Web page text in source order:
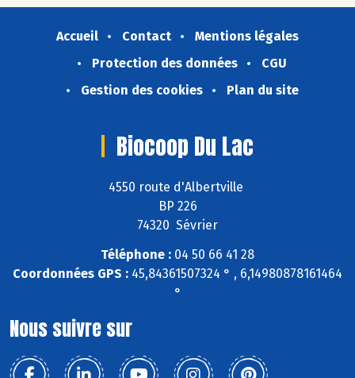
Accueil Contact
Mentions légales
Protection des données
CGU
Gestion des cookies
Plan du site
Biocoop Du Lac
4550 route d'Albertville
BP 226
74320 Sévrier
Téléphone : 04 50 66 41 28
Coordonnées GPS : 45,84361507324 ° , 6,14980878161464
°
Nous suivre sur